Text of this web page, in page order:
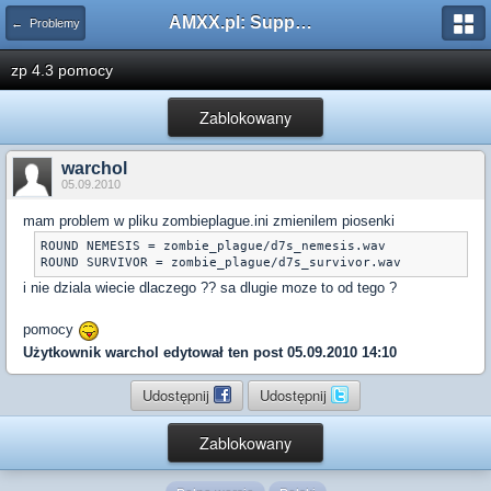
← Problemy AMXX.pl: Support AMX Mod X i SourceMod
zp 4.3 pomocy
Zablokowany
warchol
05.09.2010
mam problem w pliku zombieplague.ini zmienilem piosenki
ROUND NEMESIS = zombie_plague/d7s_nemesis.wav
i nie dziala wiecie dlaczego ?? sa dlugie moze to od tego ?
pomocy
Użytkownik warchol edytował ten post 05.09.2010 14:10
Udostępnij Udostępnij
Zablokowany